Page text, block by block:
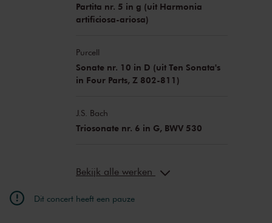
Partita nr. 5 in g (uit Harmonia
artificiosa-ariosa)
Purcell
Sonate nr. 10 in D (uit Ten Sonata's
in Four Parts, Z 802-811)
J.S. Bach
Triosonate nr. 6 in G, BWV 530
Bekijk alle werken
Dit concert heeft een pauze